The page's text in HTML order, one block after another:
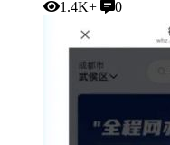
1.4K+ 0